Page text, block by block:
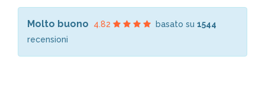
Molto buono 4.82 basato su 1544
recensioni